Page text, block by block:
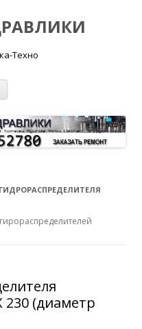
Техно
230 (диаметр